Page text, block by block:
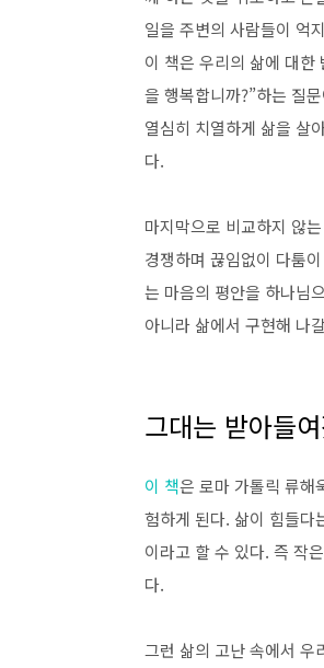
일을 주변의 사람들이 억
이 책은 우리의 삶에 대한
을 행복합니까?”하는 질
열심히 치열하게 삶을 살
다.
마지막으로 비교하지 않
경쟁하며 끊임없이 다툼
는 마음의 평안을 하나님
아니라 삶에서 구현해 나
그대는 받아들
이 책은 로마 가톨릭 류해
험하게 된다. 삶이 힘들다
이라고 할 수 있다. 즉 작
다.
그런 삶의 고난 속에서 우